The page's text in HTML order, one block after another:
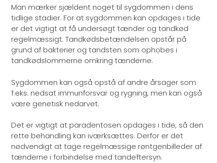
Man mærker sjældent noget til sygdommen i dens
tidlige stadier. For at sygdommen kan opdages i tide
er det vigtigt at få undersøgt tænder og tandkød
regelmæssigt. Tandkødsbetændelsen opstår på
grund af bakterier og tandsten som ophobes i
tandkødslommerne omkring tænderne.​
Sygdommen kan også opstå af andre årsager som
f.eks. nedsat immunforsvar og rygning, men kan også
være genetisk nedarvet.
​Det er vigtigt at paradentosen opdages i tide, så den
rette behandling kan iværksættes. Derfor er det
nødvendigt at tage regelmæssige røntgenbilleder af
tænderne i forbindelse med tandeftersyn.​